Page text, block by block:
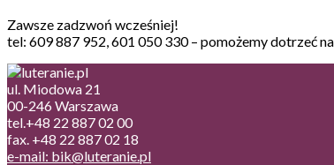
Zawsze zadzwoń wcześniej!
tel: 609 887 952, 601 050 330 – pomożemy dotrzeć
ul. Miodowa 21
00-246 Warszawa
tel.+48 22 887 02 00
fax. +48 22 887 02 18
e-mail: bik@luteranie.pl